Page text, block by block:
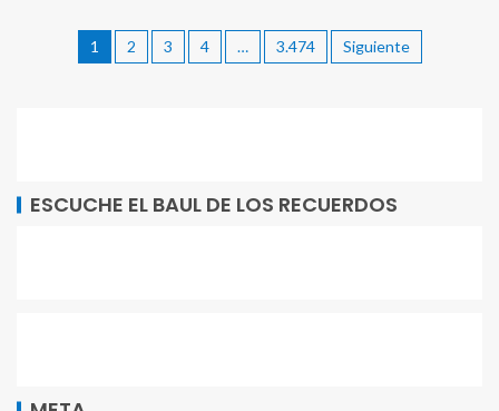
1 2 3 4 … 3.474 Siguiente
ESCUCHE EL BAUL DE LOS RECUERDOS